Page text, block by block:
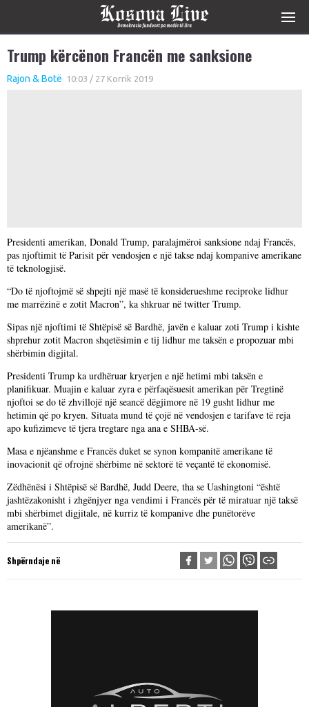
Trump kërcënon Francën me sanksione
Rajon & Botë 10:03 / 27 Korrik 2019
Presidenti amerikan, Donald Trump, paralajmëroi sanksione ndaj Francës,
pas njoftimit të Parisit për vendosjen e një takse ndaj kompanive amerikane
të teknologjisë.
“Do të njoftojmë së shpejti një masë të konsiderueshme reciproke lidhur
me marrëzinë e zotit Macron”, ka shkruar në twitter Trump.
Sipas një njoftimi të Shtëpisë së Bardhë, javën e kaluar zoti Trump i kishte
shprehur zotit Macron shqetësimin e tij lidhur me taksën e propozuar mbi
shërbimin digjital.
Presidenti Trump ka urdhëruar kryerjen e një hetimi mbi taksën e
planifikuar. Muajin e kaluar zyra e përfaqësuesit amerikan për Tregtinë
njoftoi se do të zhvillojë një seancë dëgjimore në 19 gusht lidhur me
hetimin që po kryen. Situata mund të çojë në vendosjen e tarifave të reja
apo kufizimeve të tjera tregtare nga ana e SHBA-së.
Masa e njëanshme e Francës duket se synon kompanitë amerikane të
inovacionit që ofrojnë shërbime në sektorë të veçantë të ekonomisë.
Zëdhënësi i Shtëpisë së Bardhë, Judd Deere, tha se Uashingtoni “është
jashtëzakonisht i zhgënjyer nga vendimi i Francës për të miratuar një taksë
mbi shërbimet digjitale, në kurriz të kompanive dhe punëtorëve
amerikanë”.
Shpërndaje në